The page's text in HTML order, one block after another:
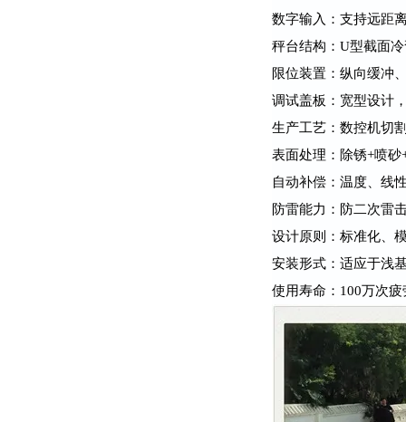
数字输入：支持远距
秤台结构：U型截面
限位装置：纵向缓冲
调试盖板：宽型设计
生产工艺：数控机切
表面处理：除锈+喷砂
自动补偿：温度、线
防雷能力：防二次雷
设计原则：标准化、
安装形式：适应于浅
使用寿命：100万次